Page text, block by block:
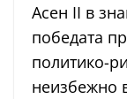
Асен II в
победата
политико-
неизбежно